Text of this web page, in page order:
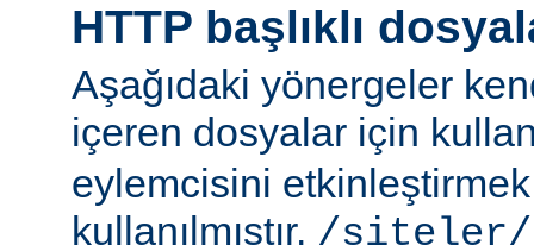
HTTP başlıklı
Aşağıdaki yönergeler
içeren dosyalar için
eylemcisini
kullanılmıştır. /siteler/